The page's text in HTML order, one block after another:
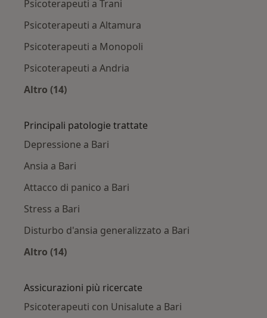
Psicoterapeuti a Trani
Psicoterapeuti a Altamura
Psicoterapeuti a Monopoli
Psicoterapeuti a Andria
Altro (14)
Principali patologie trattate
Depressione a Bari
Ansia a Bari
Attacco di panico a Bari
Stress a Bari
Disturbo d'ansia generalizzato a Bari
Altro (14)
Assicurazioni più ricercate
Psicoterapeuti con Unisalute a Bari